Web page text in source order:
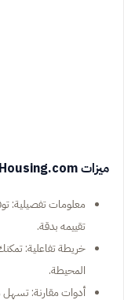
ميزات MaltaHousing.com
معلومات تفصيلية:
تقييمه بدقة.
خريطة تفاعلية:
المحيطة.
أدوات مقارنة: تسهل